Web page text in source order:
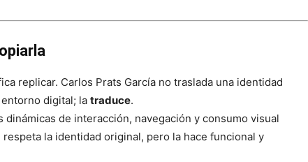
replicar. Carlos Prats García no traslada una identidad
digital; la traduce.
dinámicas de interacción, navegación y consumo visual
la identidad original, pero la hace funcional y